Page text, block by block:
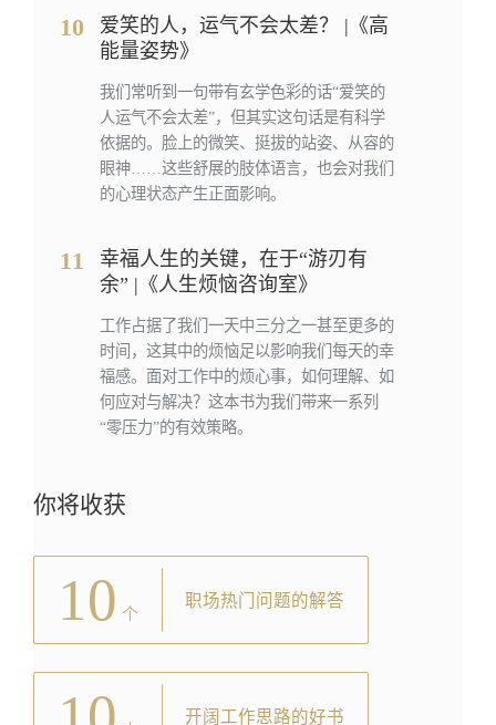
10
爱笑的人，运气不会太差？ |《高
能量姿势》
我们常听到一句带有玄学色彩的话“爱笑的
人运气不会太差”，但其实这句话是有科学
依据的。脸上的微笑、挺拔的站姿、从容的
眼神……这些舒展的肢体语言，也会对我们
的心理状态产生正面影响。
11
幸福人生的关键，在于“游刃有
余” |《人生烦恼咨询室》
工作占据了我们一天中三分之一甚至更多的
时间，这其中的烦恼足以影响我们每天的幸
福感。面对工作中的烦心事，如何理解、如
何应对与解决？这本书为我们带来一系列
“零压力”的有效策略。
你将收获
10 个
职场热门问题的解答
开阔工作思路的好书